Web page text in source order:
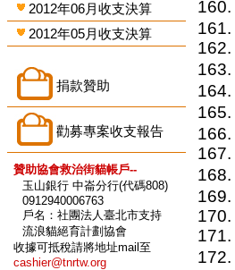
2012年06月收支決算
2012年05月收支決算
捐款贊助
勸募專案收支報告
贊助協會救治街貓帳戶--
玉山銀行 中崙分行(代碼808)
0912940006763
戶名：社團法人臺北市支持
流浪貓絕育計劃協會
收據可抵稅請將地址mail至
cashier@tnrtw.org